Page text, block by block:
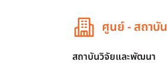
ศูนย์ - สถาบัน
สถาบันวิจัยและพัฒนา